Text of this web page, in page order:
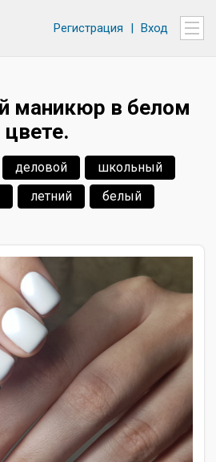
Регистрация | Вход
маникюр в белом
цвете.
деловой
школьный
летний белый